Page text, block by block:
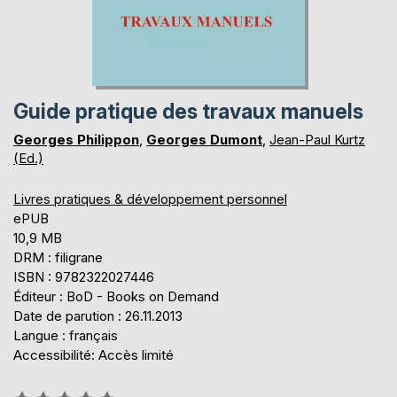
Guide pratique des travaux manuels
Georges Philippon, Georges Dumont, Jean-Paul Kurtz
(Ed.)
Livres pratiques & développement personnel
ePUB
10,9 MB
DRM : filigrane
ISBN : 9782322027446
Éditeur : BoD - Books on Demand
Date de parution : 26.11.2013
Langue : français
Accessibilité: Accès limité